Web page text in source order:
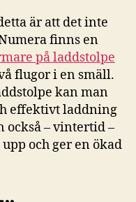
är att det inte
finns en
på laddstolpe
flugor i en smäll.
kan man
effektivt laddning
också – vintertid –
och ger en ökad